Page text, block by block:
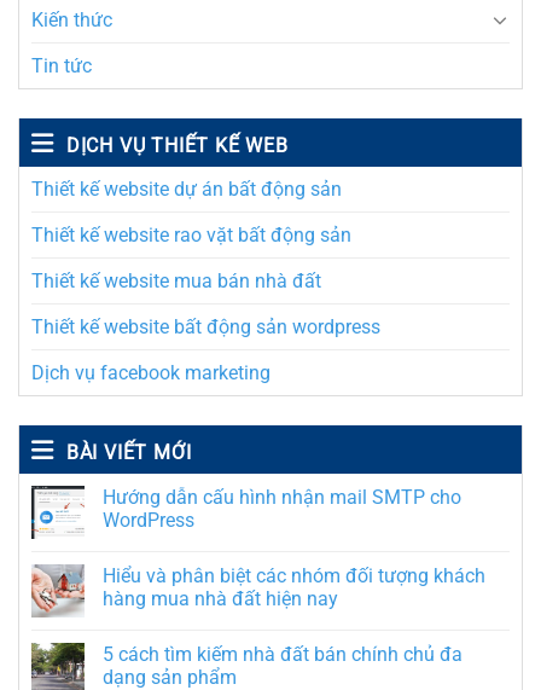
Kiến thức
Tin tức
DỊCH VỤ THIẾT KẾ WEB
Thiết kế website dự án bất động sản
Thiết kế website rao vặt bất động sản
Thiết kế website mua bán nhà đất
Thiết kế website bất động sản wordpress
Dịch vụ facebook marketing
BÀI VIẾT MỚI
Hướng dẫn cấu hình nhận mail SMTP cho
WordPress
Hiểu và phân biệt các nhóm đối tượng khách
hàng mua nhà đất hiện nay
5 cách tìm kiếm nhà đất bán chính chủ đa
dạng sản phẩm